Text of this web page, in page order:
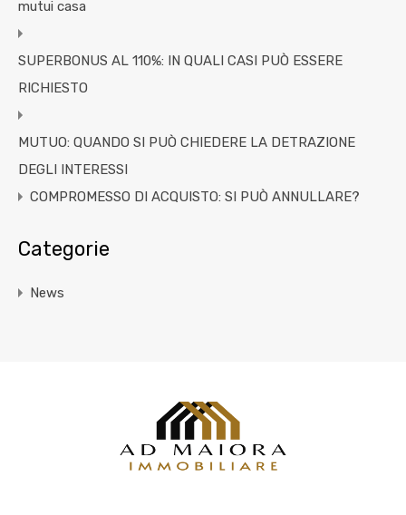
mutui casa
SUPERBONUS AL 110%: IN QUALI CASI PUÒ ESSERE
RICHIESTO
MUTUO: QUANDO SI PUÒ CHIEDERE LA DETRAZIONE
DEGLI INTERESSI
COMPROMESSO DI ACQUISTO: SI PUÒ ANNULLARE?
Categorie
News